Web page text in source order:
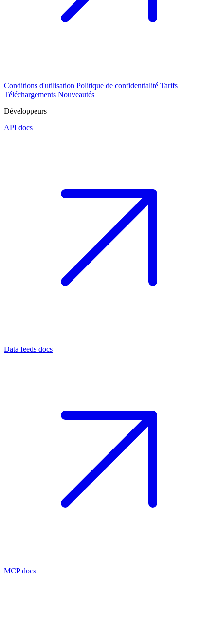
Conditions d'utilisation Politique de confidentialité Tarifs
Téléchargements Nouveautés
Développeurs
API docs
Data feeds docs
MCP docs